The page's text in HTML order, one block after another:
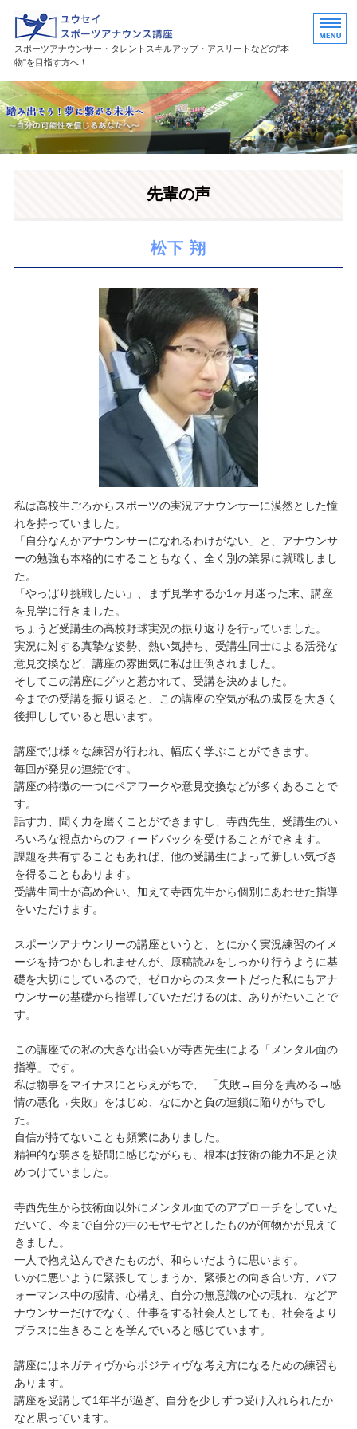
ユウセイスポーツアナウンスス
スポーツアナウンサー・タレントスキルアップ・アスリートなどの"本
物"を目指す方へ！
HOME
講座紹介
先輩の声
松下 翔
私は高校生ごろからスポーツの実況アナウンサーに漠然とした憧
れを持っていました。
「自分なんかアナウンサーになれるわけがない」と、アナウンサ
ーの勉強も本格的にすることもなく、全く別の業界に就職しまし
た。
「やっぱり挑戦したい」、まず見学するか1ヶ月迷った末、講座
を見学に行きました。
ちょうど受講生の高校野球実況の振り返りを行っていました。
実況に対する真摯な姿勢、熱い気持ち、受講生同士による活発な
意見交換など、講座の雰囲気に私は圧倒されました。
そしてこの講座にグッと惹かれて、受講を決めました。
今までの受講を振り返ると、この講座の空気が私の成長を大きく
後押ししていると思います。
講座では様々な練習が行われ、幅広く学ぶことができます。
毎回が発見の連続です。
講座の特徴の一つにペアワークや意見交換などが多くあることで
す。
話す力、聞く力を磨くことができますし、寺西先生、受講生のい
ろいろな視点からのフィードバックを受けることができます。
課題を共有することもあれば、他の受講生によって新しい気づき
を得ることもあります。
受講生同士が高め合い、加えて寺西先生から個別にあわせた指導
をいただけます。
スポーツアナウンサーの講座というと、とにかく実況練習のイメ
ージを持つかもしれませんが、原稿読みをしっかり行うように基
礎を大切にしているので、ゼロからのスタートだった私にもアナ
ウンサーの基礎から指導していただけるのは、ありがたいことで
す。
この講座での私の大きな出会いが寺西先生による「メンタル面の
指導」です。
私は物事をマイナスにとらえがちで、 「失敗→自分を責める→感
情の悪化→失敗」をはじめ、なにかと負の連鎖に陥りがちでし
た。
自信が持てないことも頻繁にありました。
精神的な弱さを疑問に感じながらも、根本は技術の能力不足と決
めつけていました。
寺西先生から技術面以外にメンタル面でのアプローチをしていた
だいて、今まで自分の中のモヤモヤとしたものが何物かが見えて
きました。
一人で抱え込んできたものが、和らいだように思います。
いかに悪いように緊張してしまうか、緊張との向き合い方、パフ
ォーマンス中の感情、心構え、自分の無意識の心の現れ、などア
ナウンサーだけでなく、仕事をする社会人としても、社会をより
プラスに生きることを学んでいると感じています。
講座にはネガティヴからポジティヴな考え方になるための練習も
あります。
講座を受講して1年半が過ぎ、自分を少しずつ受け入れられたか
なと思っています。